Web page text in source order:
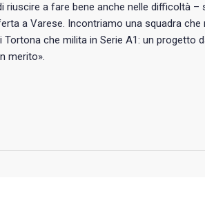
riuscire a fare bene anche nelle difficoltà –
a Varese. Incontriamo una squadra
che milita in Serie A1: un progetto
merito».